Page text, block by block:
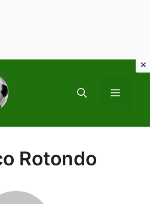
MENU
Rotondo